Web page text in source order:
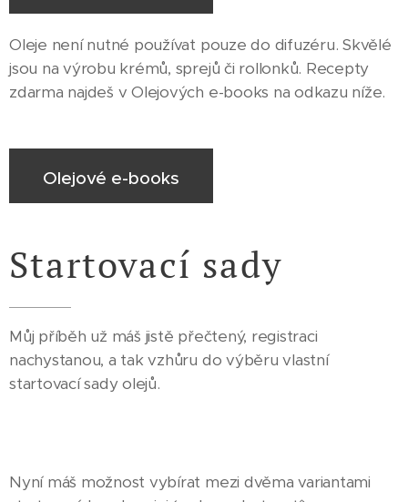
Oleje není nutné používat pouze do difuzéru. Skvělé
jsou na výrobu krémů, sprejů či rollonků. Recepty
zdarma najdeš v Olejových e-books na odkazu níže.
Olejové e-books
Startovací sady
Můj příběh už máš jistě přečtený, registraci
nachystanou, a tak vzhůru do výběru vlastní
startovací sady olejů.
Nyní máš možnost vybírat mezi dvěma variantami